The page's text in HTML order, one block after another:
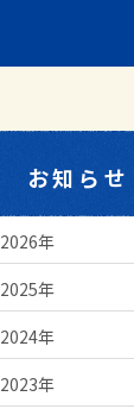
お知らせ
2026年
2025年
2024年
2023年